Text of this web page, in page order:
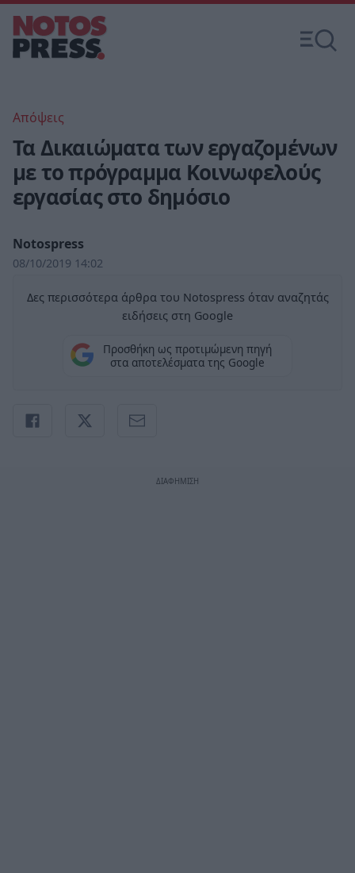
Απόψεις
Τα Δικαιώματα των εργαζομένων
με το πρόγραμμα Κοινωφελούς
εργασίας στο δημόσιο
Notospress
08/10/2019 14:02
Δες περισσότερα άρθρα του Notospress όταν αναζητάς
ειδήσεις στη Google
Προσθήκη ως προτιμώμενη πηγή
στα αποτελέσματα της Google